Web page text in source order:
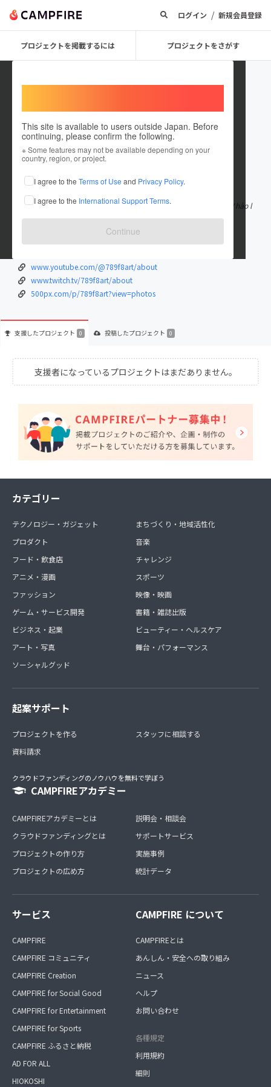
ログイン / 新規会員登録
プロジェクトを掲載するには プロジェクトをさがす
This site is available to users outside Japan. Before
continuing, please confirm the following.
※ Some features may not be available depending on your
country, region, or project.
I agree to the Terms of Use and Privacy Policy.
I agree to the International Support Terms.
Continue
789f8art
在住国：ベトナム
出身国：ベトナム
https://789f8.art/ là trang web chính thức của nhà cái 789f8. Tự hào l
à nhà cái với chính もっと見る
www.youtube.com/@789f8art/about
www.twitch.tv/789f8art/about
500px.com/p/789f8art?view=photos
支援したプロジェクト 0 投稿したプロジェクト 0
支援者になっているプロジェクトはまだありません。
カテゴリー
テクノロジー・ガジェット
プロダクト
フード・飲食店
アニメ・漫画
ファッション
ゲーム・サービス開発
ビジネス・起業
アート・写真
ソーシャルグッド
まちづくり・地域活性化
音楽
チャレンジ
スポーツ
映像・映画
書籍・雑誌出版
ビューティー・ヘルスケア
舞台・パフォーマンス
起案サポート
プロジェクトを作る
資料請求
スタッフに相談する
クラウドファンディングのノウハウを無料で学ぼう
CAMPFIREアカデミー
CAMPFIREアカデミーとは
クラウドファンディングとは
プロジェクトの作り方
プロジェクトの広め方
説明会・相談会
サポートサービス
実施事例
統計データ
サービス
CAMPFIRE
CAMPFIRE コミュニティ
CAMPFIRE Creation
CAMPFIRE for Social Good
CAMPFIRE for Entertainment
CAMPFIRE for Sports
CAMPFIRE ふるさと納税
AD FOR ALL
HIOKOSHI
CAMPFIRE について
CAMPFIREとは
あんしん・安全への取り組み
ニュース
ヘルプ
お問い合わせ
各種規定
利用規約
細則